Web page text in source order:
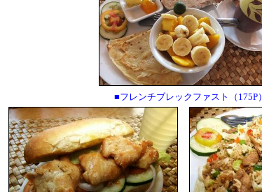
■フレンチブレックファスト（175P）